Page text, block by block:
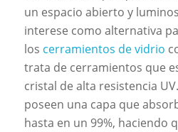
un espacio abierto y
interese como alternativa
los cerramientos de vidrio
trata de cerramientos que
cristal de alta resistencia
poseen una capa que
hasta en un 99%, haciendo